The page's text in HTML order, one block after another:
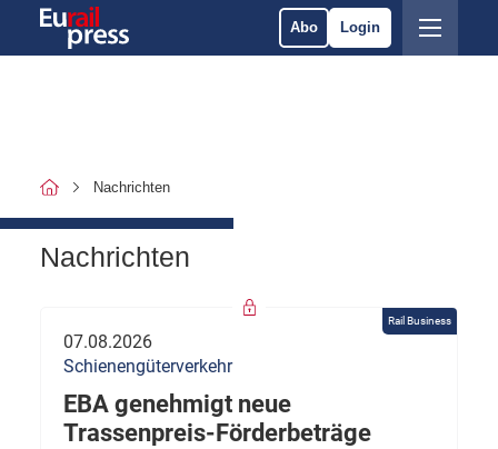
Abo Login
Nachrichten
Nachrichten
Rail Business
07.08.2026
Schienengüterverkehr
EBA genehmigt neue
Trassenpreis-Förderbeträge